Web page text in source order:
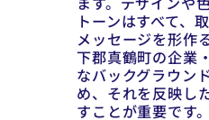
トーンはすべて、
メッセージを形作
下郡真鶴町の企業
なバックグラウン
め、それを反映し
すことが重要です。